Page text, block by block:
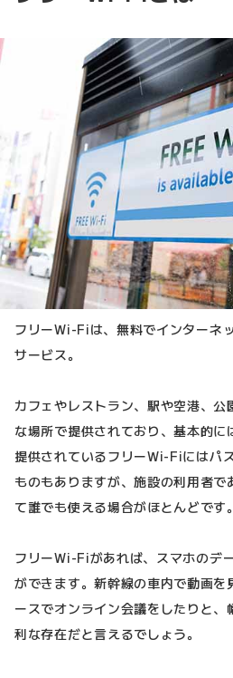
フリーWi-Fiは、無料でインターネ
サービス。
カフェやレストラン、駅や空港、公
な場所で提供されており、基本的
提供されているフリーWi-Fiにはパ
ものもありますが、施設の利用者
て誰でも使える場合がほとんどです。
フリーWi-Fiがあれば、スマホのデ
ができます。新幹線の車内で動画
ースでオンライン会議をしたりと
利な存在だと言えるでしょう。